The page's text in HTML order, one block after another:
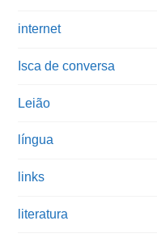
internet
Isca de conversa
Leião
língua
links
literatura